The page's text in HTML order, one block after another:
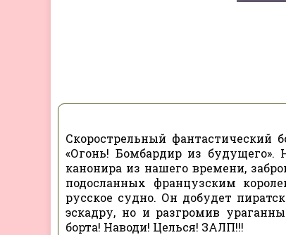
Скорострельный фантастический
«Огонь! Бомбардир из
канонира из нашего времени,
подосланных французским
русское судно. Он добудет
эскадру, но и разгромив
борта! Наводи! Целься! ЗАЛП!!!